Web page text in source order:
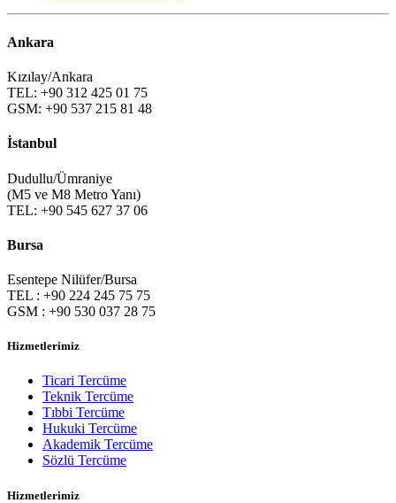
Ankara
Kızılay/Ankara
TEL: +90 312 425 01 75
GSM: +90 537 215 81 48
İstanbul
Dudullu/Ümraniye
(M5 ve M8 Metro Yanı)
TEL: +90 545 627 37 06
Bursa
Esentepe Nilüfer/Bursa
TEL : +90 224 245 75 75
GSM : +90 530 037 28 75
Hizmetlerimiz
Ticari Tercüme
Teknik Tercüme
Tıbbi Tercüme
Hukuki Tercüme
Akademik Tercüme
Sözlü Tercüme
Hizmetlerimiz